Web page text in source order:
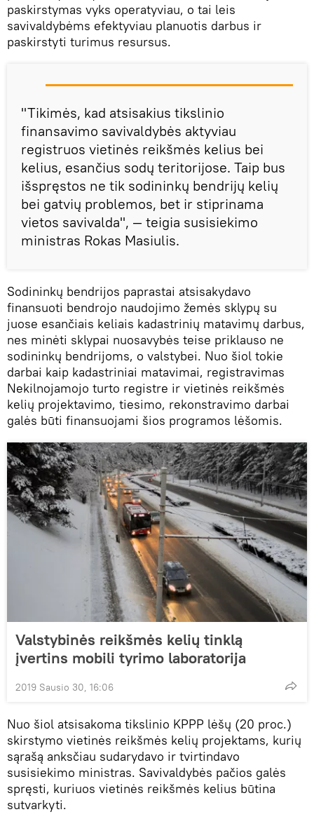
paskirstymas vyks operatyviau, o tai leis
savivaldybėms efektyviau planuotis darbus ir
paskirstyti turimus resursus.
"Tikimės, kad atsisakius tikslinio
finansavimo savivaldybės aktyviau
registruos vietinės reikšmės kelius bei
kelius, esančius sodų teritorijose. Taip bus
išspręstos ne tik sodininkų bendrijų kelių
bei gatvių problemos, bet ir stiprinama
vietos savivalda", — teigia susisiekimo
ministras Rokas Masiulis.
Sodininkų bendrijos paprastai atsisakydavo
finansuoti bendrojo naudojimo žemės sklypų su
juose esančiais keliais kadastrinių matavimų darbus,
nes minėti sklypai nuosavybės teise priklauso ne
sodininkų bendrijoms, o valstybei. Nuo šiol tokie
darbai kaip kadastriniai matavimai, registravimas
Nekilnojamojo turto registre ir vietinės reikšmės
kelių projektavimo, tiesimo, rekonstravimo darbai
galės būti finansuojami šios programos lėšomis.
Valstybinės reikšmės kelių tinklą
įvertins mobili tyrimo laboratorija
2019 Sausio 30, 16:06
Nuo šiol atsisakoma tikslinio KPPP lėšų (20 proc.)
skirstymo vietinės reikšmės kelių projektams, kurių
sąrašą anksčiau sudarydavo ir tvirtindavo
susisiekimo ministras. Savivaldybės pačios galės
spręsti, kuriuos vietinės reikšmės kelius būtina
sutvarkyti.